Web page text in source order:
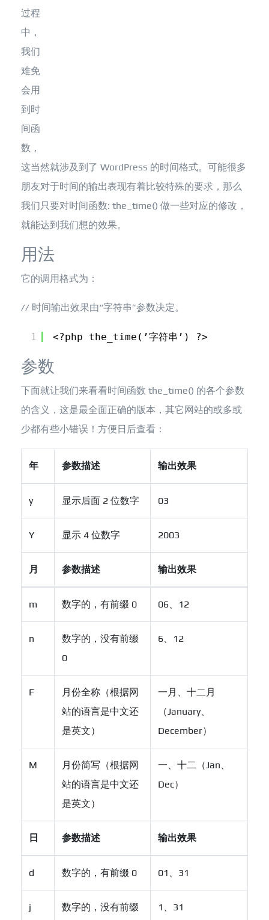
过程
中，
我们
难免
会用
到时
间函
数，
这当然就涉及到了 WordPress 的时间格式。可能很多
朋友对于时间的输出表现有着比较特殊的要求，那么
我们只要对时间函数: the_time() 做一些对应的修改，
就能达到我们想的效果。
用法
它的调用格式为：
// 时间输出效果由“字符串”参数决定。
1 <?php the_time(’字符串’) ?>
参数
下面就让我们来看看时间函数 the_time() 的各个参数
的含义，这是最全面正确的版本，其它网站的或多或
少都有些小错误！方便日后查看：
年 参数描述 输出效果
y 显示后面 2 位数字 03
Y 显示 4 位数字 2003
月 参数描述 输出效果
m 数字的，有前缀 0 06、12
n
数字的，没有前缀
0
6、12
F
月份全称（根据网
站的语言是中文还
是英文）
一月、十二月
（January、
December）
M
月份简写（根据网
站的语言是中文还
是英文）
一、十二（Jan、
Dec）
日 参数描述 输出效果
d 数字的，有前缀 0 01、31
j 数字的，没有前缀 1、31